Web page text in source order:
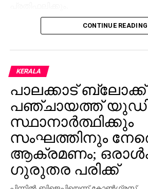
CONTINUE READING
KERALA
പാലക്കാട് ബ്ലോക്ക്
പഞ്ചായത്ത്
സ്ഥാനാര്‍ത്ഥിക്കും
സംഘത്തിനും
ആക്രമണം;
ഗുരുതര പരിക്ക്